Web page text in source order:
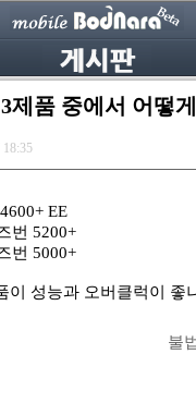
제품 중에서 어떻
18:35
EE
번 5200+
번 5000+
이 성능과 오버클럭이 좋
불